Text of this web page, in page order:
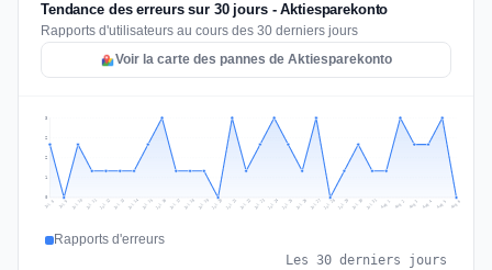
Tendance des erreurs sur 30 jours - Aktiesparekonto
Rapports d'utilisateurs au cours des 30 derniers jours
Voir la carte des pannes de Aktiesparekonto
1
2
2
3
Jul 8 Jul 9 Jul 10 Jul 11 Jul 12 Jul 13 Jul 14 Jul 15 Jul 16 Jul 17 Jul 18 Jul 19 Jul 20 Jul 21 Jul 22 Jul 23 Jul 24 Jul 25 Jul 26 Jul 27 Jul 28 Jul 29 Jul 30 Jul 31 Aug 1 Aug 2 Aug 3 Aug 4 Aug 5 Aug 6
Rapports d'erreurs
Les 30 derniers jours